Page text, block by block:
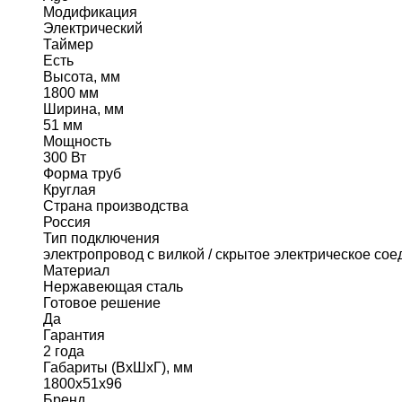
Модификация
Электрический
Таймер
Есть
Высота, мм
1800 мм
Ширина, мм
51 мм
Мощность
300 Вт
Форма труб
Круглая
Страна производства
Россия
Тип подключения
электропровод с вилкой / скрытое электрическое
Материал
Нержавеющая сталь
Готовое решение
Да
Гарантия
2 года
Габариты (ВхШхГ), мм
1800х51х96